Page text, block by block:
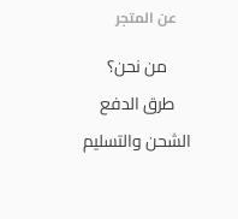
عن المتجر
من نحن؟
طرق الدفع
الشحن والتسليم